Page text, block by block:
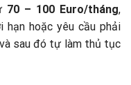
70 – 100 Euro/tháng,
hạn hoặc yêu cầu phải
sau đó tự làm thủ tục